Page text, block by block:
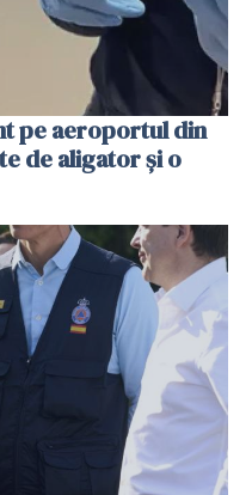
pe aeroportul din
de aligator și o